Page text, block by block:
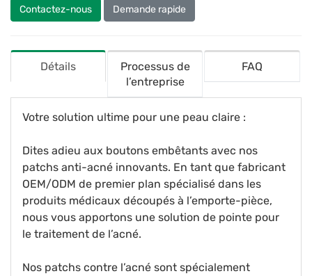
Contactez-nous Demande rapide
Détails
Processus de
l’entreprise
FAQ
Votre solution ultime pour une peau claire :
Dites adieu aux boutons embêtants avec nos
patchs anti-acné innovants. En tant que fabricant
OEM/ODM de premier plan spécialisé dans les
produits médicaux découpés à l’emporte-pièce,
nous vous apportons une solution de pointe pour
le traitement de l’acné.
Nos patchs contre l’acné sont spécialement